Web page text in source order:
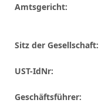
Amtsgericht:
Sitz der Gesellschaft:
UST-IdNr:
Geschäftsführer: